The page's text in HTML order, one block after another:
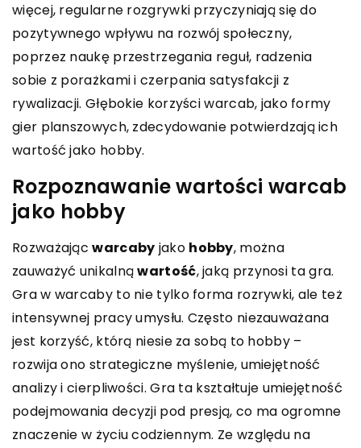
więcej, regularne rozgrywki przyczyniają się do
pozytywnego wpływu na rozwój społeczny,
poprzez naukę przestrzegania reguł, radzenia
sobie z porażkami i czerpania satysfakcji z
rywalizacji. Głębokie korzyści warcab, jako formy
gier planszowych, zdecydowanie potwierdzają ich
wartość jako hobby.
Rozpoznawanie wartości warcab
jako hobby
Rozważającwarcaby jako hobby, można
zauważyć unikalnąwartość, jaką przynosi ta gra.
Gra w warcaby to nie tylko forma rozrywki, ale też
intensywnej pracy umysłu. Często niezauważana
jest korzyść, którą niesie za sobą to hobby –
rozwija ono strategiczne myślenie, umiejętność
analizy i cierpliwości. Gra ta kształtuje umiejętność
podejmowania decyzji pod presją, co ma ogromne
znaczenie w życiu codziennym. Ze względu na